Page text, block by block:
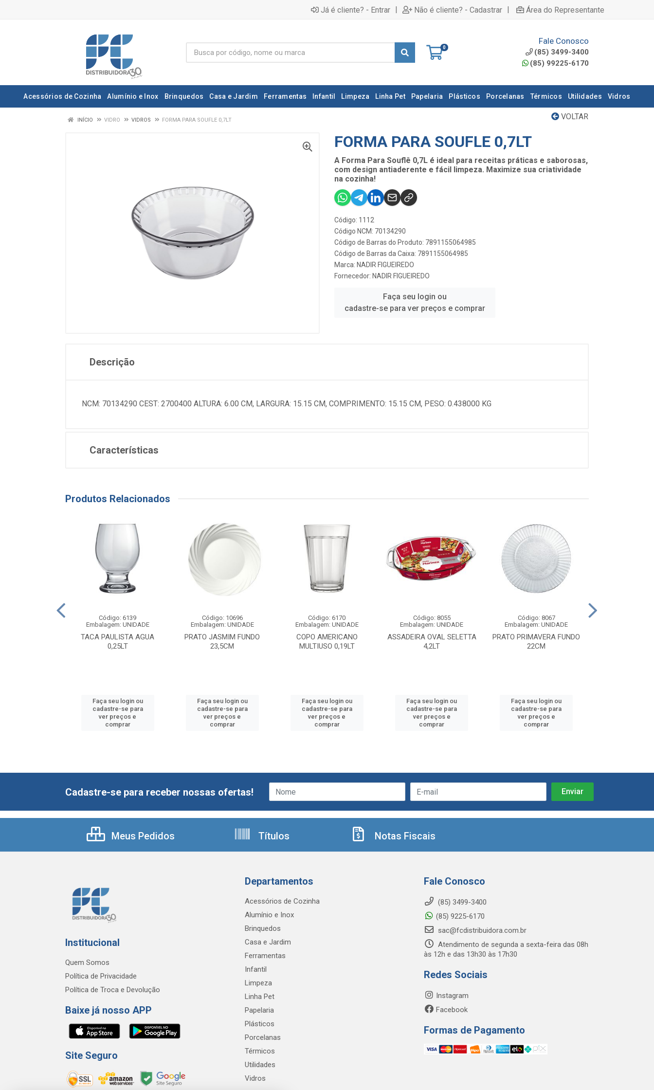
Já é cliente? - Entrar | Não é cliente? - Cadastrar | Área do Representante
0
Fale Conosco
(85) 3499-3400
(85) 99225-6170
Acessórios de Cozinha Alumínio e Inox Brinquedos Casa e Jardim Ferramentas Infantil Limpeza Linha Pet Papelaria Plásticos Porcelanas Térmicos Utilidades Vidros
VOLTAR
INÍCIO VIDRO VIDROS FORMA PARA SOUFLE 0,7LT
FORMA PARA SOUFLE 0,7LT
A Forma Para Souflê 0,7L é ideal para receitas práticas e saborosas,
com design antiaderente e fácil limpeza. Maximize sua criatividade
na cozinha!
Código: 1112
Código NCM: 70134290
Código de Barras do Produto: 7891155064985
Código de Barras da Caixa: 7891155064985
Marca: NADIR FIGUEIREDO
Fornecedor: NADIR FIGUEIREDO
Faça seu login ou
cadastre-se para ver preços e comprar
Descrição
NCM: 70134290 CEST: 2700400 ALTURA: 6.00 CM, LARGURA: 15.15 CM, COMPRIMENTO: 15.15 CM, PESO: 0.438000 KG
Características
Produtos Relacionados
TACA PAULISTA AGUA
0,25LT
Código: 6139
Embalagem: UNIDADE
Faça seu login ou
cadastre-se para
ver preços e
comprar
PRATO JASMIM FUNDO
23,5CM
Código: 10696
Embalagem: UNIDADE
Faça seu login ou
cadastre-se para
ver preços e
comprar
COPO AMERICANO
MULTIUSO 0,19LT
Código: 6170
Embalagem: UNIDADE
Faça seu login ou
cadastre-se para
ver preços e
comprar
ASSADEIRA OVAL SELETTA
4,2LT
Código: 8055
Embalagem: UNIDADE
Faça seu login ou
cadastre-se para
ver preços e
comprar
PRATO PRIMAVERA FUNDO
22CM
Código: 8067
Embalagem: UNIDADE
Faça seu login ou
cadastre-se para
ver preços e
comprar
Cadastre-se para receber nossas ofertas!
Meus Pedidos Títulos Notas Fiscais
Institucional
Quem Somos
Política de Privacidade
Política de Troca e Devolução
Baixe já nosso APP
Site Seguro
Departamentos
Acessórios de Cozinha
Alumínio e Inox
Brinquedos
Casa e Jardim
Ferramentas
Infantil
Limpeza
Linha Pet
Papelaria
Plásticos
Porcelanas
Térmicos
Utilidades
Vidros
Fale Conosco
(85) 3499-3400
(85) 9225-6170
sac@fcdistribuidora.com.br
Atendimento de segunda a sexta-feira das 08h
às 12h e das 13h30 às 17h30
Redes Sociais
Instagram
Facebook
Formas de Pagamento